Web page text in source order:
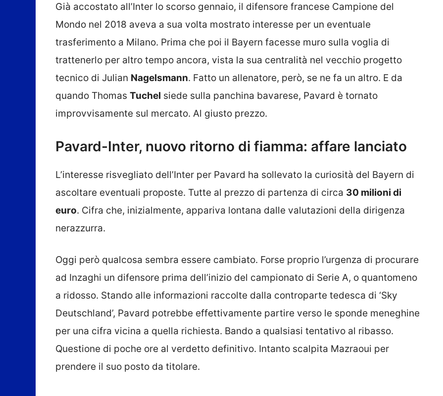
Già accostato all’Inter lo scorso gennaio, il difensore francese Campione del
Mondo nel 2018 aveva a sua volta mostrato interesse per un eventuale
trasferimento a Milano. Prima che poi il Bayern facesse muro sulla voglia di
trattenerlo per altro tempo ancora, vista la sua centralità nel vecchio progetto
tecnico di Julian Nagelsmann. Fatto un allenatore, però, se ne fa un altro. E da
quando Thomas Tuchel siede sulla panchina bavarese, Pavard è tornato
improvvisamente sul mercato. Al giusto prezzo.
Pavard-Inter, nuovo ritorno di fiamma: affare lanciato
L’interesse risvegliato dell’Inter per Pavard ha sollevato la curiosità del Bayern di
ascoltare eventuali proposte. Tutte al prezzo di partenza di circa 30 milioni di
euro. Cifra che, inizialmente, appariva lontana dalle valutazioni della dirigenza
nerazzurra.
Oggi però qualcosa sembra essere cambiato. Forse proprio l’urgenza di procurare
ad Inzaghi un difensore prima dell’inizio del campionato di Serie A, o quantomeno
a ridosso. Stando alle informazioni raccolte dalla controparte tedesca di ‘Sky
Deutschland’, Pavard potrebbe effettivamente partire verso le sponde meneghine
per una cifra vicina a quella richiesta. Bando a qualsiasi tentativo al ribasso.
Questione di poche ore al verdetto definitivo. Intanto scalpita Mazraoui per
prendere il suo posto da titolare.